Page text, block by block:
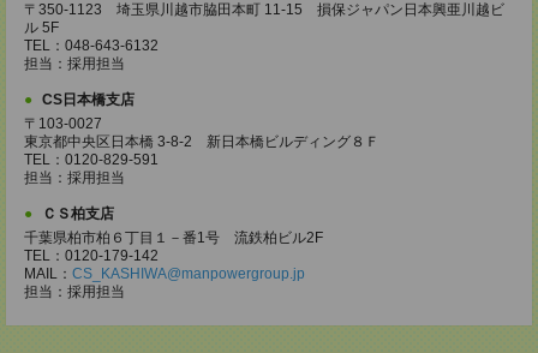
〒350-1123 埼玉県川越市脇田本町 11-15 損保ジャパン日本興亜川越ビ
ル 5F
TEL：048-643-6132
担当：採用担当
CS日本橋支店
〒103-0027
東京都中央区日本橋 3-8-2 新日本橋ビルディング８Ｆ
TEL：0120-829-591
担当：採用担当
ＣＳ柏支店
千葉県柏市柏６丁目１－番1号 流鉄柏ビル2F
TEL：0120-179-142
MAIL： CS_KASHIWA@manpowergroup.jp
担当：採用担当